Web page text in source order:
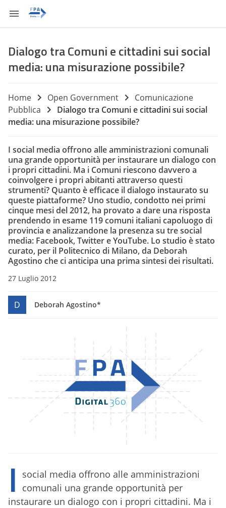
Dialogo tra Comuni e cittadini sui social
media: una misurazione possibile?
Home Open Government
Comunicazione
Pubblica
Dialogo tra Comuni e cittadini sui social
media: una misurazione possibile?
I social media offrono alle amministrazioni comunali
una grande opportunità per instaurare un dialogo con
i propri cittadini. Ma i Comuni riescono davvero a
coinvolgere i propri abitanti attraverso questi
strumenti? Quanto è efficace il dialogo instaurato su
queste piattaforme? Uno studio, condotto nei primi
cinque mesi del 2012, ha provato a dare una risposta
prendendo in esame 119 comuni italiani capoluogo di
provincia e analizzandone la presenza su tre social
media: Facebook, Twitter e YouTube. Lo studio è stato
curato, per il Politecnico di Milano, da Deborah
Agostino che ci anticipa una prima sintesi dei risultati.
27 Luglio 2012
D Deborah Agostino*
I
social media offrono alle amministrazioni
comunali una grande opportunità per
instaurare un dialogo con i propri cittadini. Ma i